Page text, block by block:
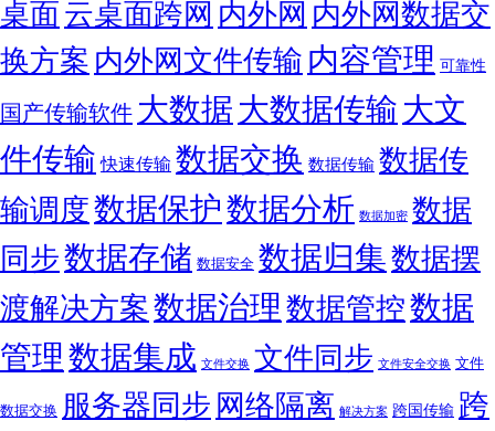
桌面云桌面跨网 内外网 内外网数据交
换方案内外网文件传输内容管理 可靠性
国产传输软件 大数据大数据传输大文
件传输 快速传输 数据交换 数据传输数据传
输调度数据保护数据分析 数据加密 数据
同步数据存储 数据安全 数据归集数据摆
渡解决方案数据治理数据管控数据
管理数据集成 文件交换 文件同步 文件安全交换 文件
数据交换 服务器同步网络隔离 解决方案 跨国传输 跨